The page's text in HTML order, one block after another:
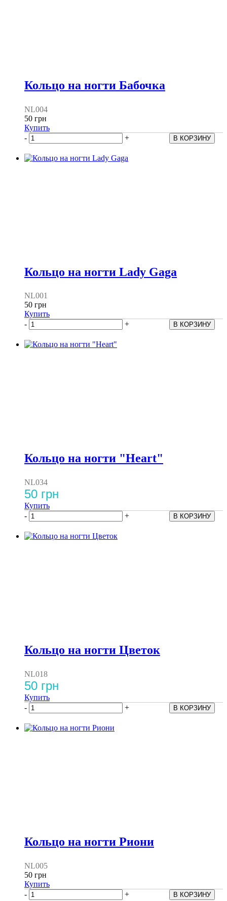
Кольцо на ногти Бабочка
NL004
50 грн
Купить
-
+
Кольцо на ногти Lady Gaga
NL001
50 грн
Купить
-
+
Кольцо на ногти "Heart"
NL034
50 грн
Купить
-
+
Кольцо на ногти Цветок
NL018
50 грн
Купить
-
+
Кольцо на ногти Риони
NL005
50 грн
Купить
-
+